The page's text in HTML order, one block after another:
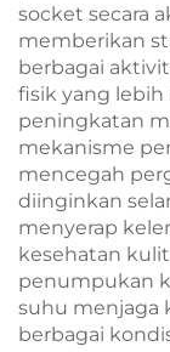
socket secara
memberikan
berbagai
fisik yang lebih
peningkatan
mekanisme
mencegah
diinginkan
menyerap
kesehatan
penumpukan
suhu menjaga
berbagai